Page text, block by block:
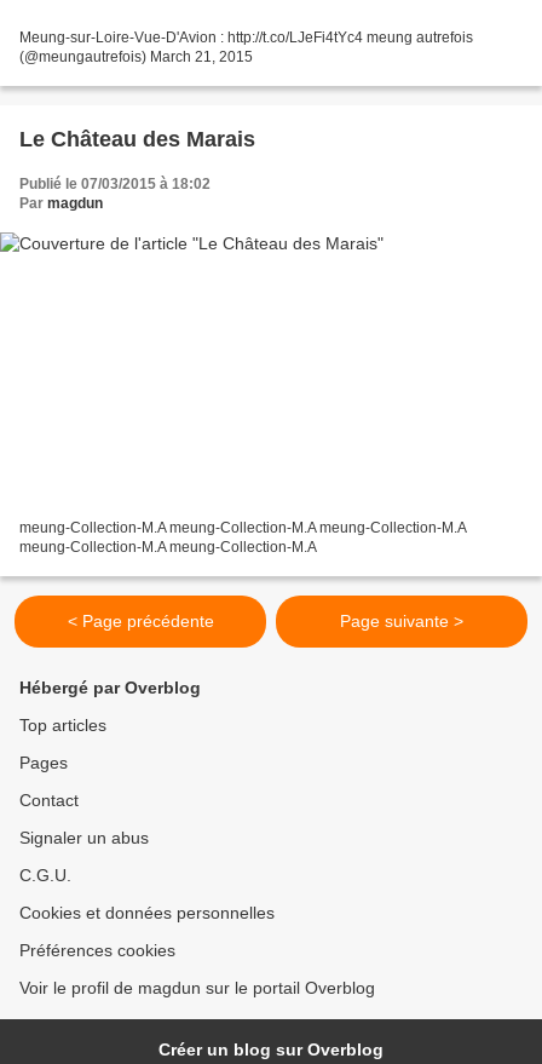
Meung-sur-Loire-Vue-D'Avion : http://t.co/LJeFi4tYc4 meung autrefois
(@meungautrefois) March 21, 2015
Le Château des Marais
Publié le 07/03/2015 à 18:02
Par magdun
meung-Collection-M.A meung-Collection-M.A meung-Collection-M.A
meung-Collection-M.A meung-Collection-M.A
< Page précédente Page suivante >
Hébergé par Overblog
Top articles
Pages
Contact
Signaler un abus
C.G.U.
Cookies et données personnelles
Préférences cookies
Voir le profil de magdun sur le portail Overblog
Créer un blog sur Overblog